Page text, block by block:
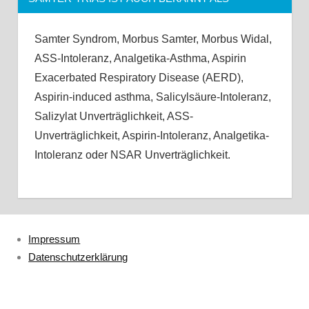
Samter Syndrom, Morbus Samter, Morbus Widal,
ASS-Intoleranz, Analgetika-Asthma, Aspirin
Exacerbated Respiratory Disease (AERD),
Aspirin-induced asthma, Salicylsäure-Intoleranz,
Salizylat Unverträglichkeit, ASS-
Unverträglichkeit, Aspirin-Intoleranz, Analgetika-
Intoleranz oder NSAR Unverträglichkeit.
Impressum
Datenschutzerklärung